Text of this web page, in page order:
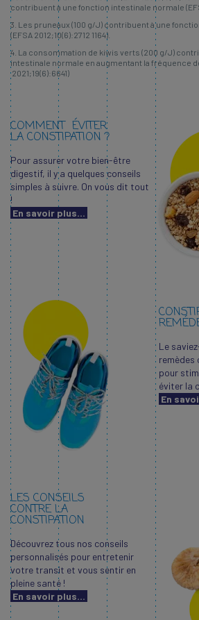
contribuent à une fonction intestinale normale
3. Les pruneaux (100 g/J) contribuent à une
(EFSA 2012;10(6):2712 1164).
4. La consommation de kiwis verts (200 g/J)
intestinale normale en augmentant la fréquence
2021;19(6):6641)
COMMENT ÉVITER
LA CONSTIPATION ?
Pour assurer votre bien-être
digestif, il y a quelques conseils
simples à suivre. On vous dit tout
!
En savoir plus...
Le
remèdes
pour
éviter la
En
LES CONSEILS
CONTRE LA
CONSTIPATION
Découvrez tous nos conseils
personnalisés pour entretenir
votre transit et vous sentir en
pleine santé !
En savoir plus...